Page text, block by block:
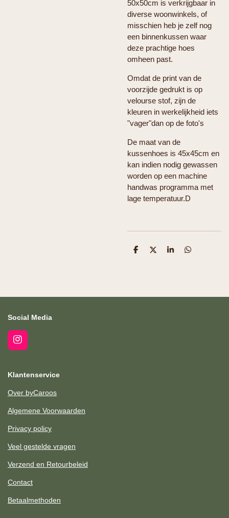
50x50cm is verkrijgbaar in
diverse woonwinkels, of
misschien heb je zelf nog
een binnenkussen waar
deze prachtige hoes
omheen past.
Omdat de print van de
voorzijde gedrukt is op
velourse stof, zijn de
kleuren in werkelijkheid iets
"vager"dan op de foto's
De maat van de
kussenhoes is 45x45cm en
kan indien nodig gewassen
worden op een machine
handwas programma met
lage temperatuur.D
D
D
S
D
Social Media
I
n
g
r
a
Klantenservice
Over byCaroos
Algemene Voorwaarden
Privacy policy
Veel gestelde vragen
Verzend en Retourbeleid
Contact
Betaalmethoden